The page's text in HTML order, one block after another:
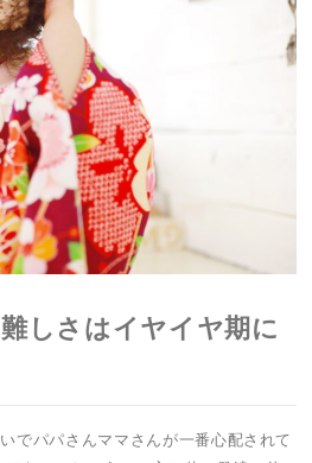
しさはイヤイヤ期に
でパパさんママさんが一番心配されて